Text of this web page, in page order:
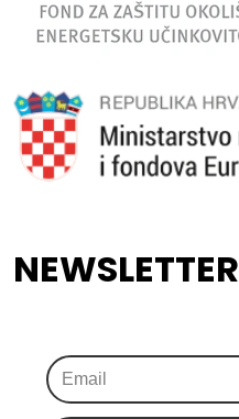
NEWSLETTER